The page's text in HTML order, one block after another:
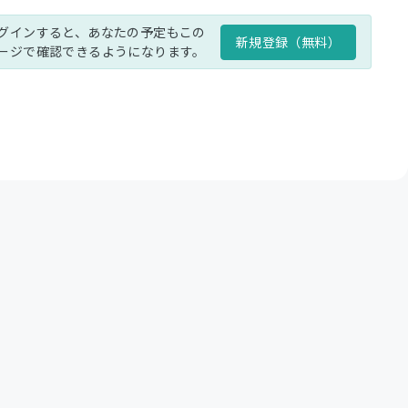
インすると、あなたの予定もこの
ジで確認できるようになります。
新規登録（無料）